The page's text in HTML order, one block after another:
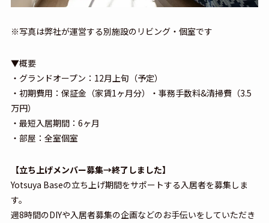
※写真は弊社が運営する別施設のリビング・個室です
▼概要
・グランドオープン：12月上旬（予定）
・初期費用：保証金（家賃1ヶ月分）・事務手数料&清掃費（3.5
万円）
・最短入居期間：6ヶ月
・部屋：全室個室
【立ち上げメンバー募集→終了しました】
Yotsuya Baseの立ち上げ期間をサポートする入居者を募集しま
す。
週8時間のDIYや入居者募集の企画などのお手伝いをしていただき